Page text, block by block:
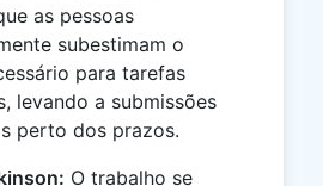
as pessoas
subestimam o
para tarefas
levando a submissões
perto dos prazos.
O trabalho se